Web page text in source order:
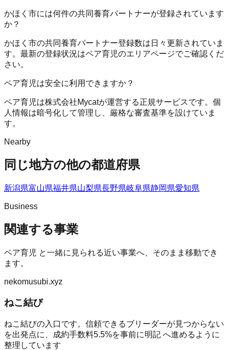
かほく市には何件の共同養育パートナーが登録されています
か？
かほく市の共同養育パートナー登録数は日々更新されていま
す。最新の登録状況はペア育児のエリアページでご確認くだ
さい。
ペア育児は安全に利用できますか？
ペア育児は株式会社Mycatが運営する正規サービスです。個
人情報は暗号化して管理し、厳格な審査基準を設けていま
す。
Nearby
同じ地方の他の都道府県
新潟県富山県福井県山梨県長野県岐阜県静岡県愛知県
Business
関連する事業
ペア育児 と一緒に見られる近い事業へ、そのまま移動でき
ます。
nekomusubi.xyz
ねこ結び
ねこ結びの入口です。信頼できるブリーダーが見つからない
を出発点に、成約手数料5.5%を事前に明記 へ進めるように
整理しています